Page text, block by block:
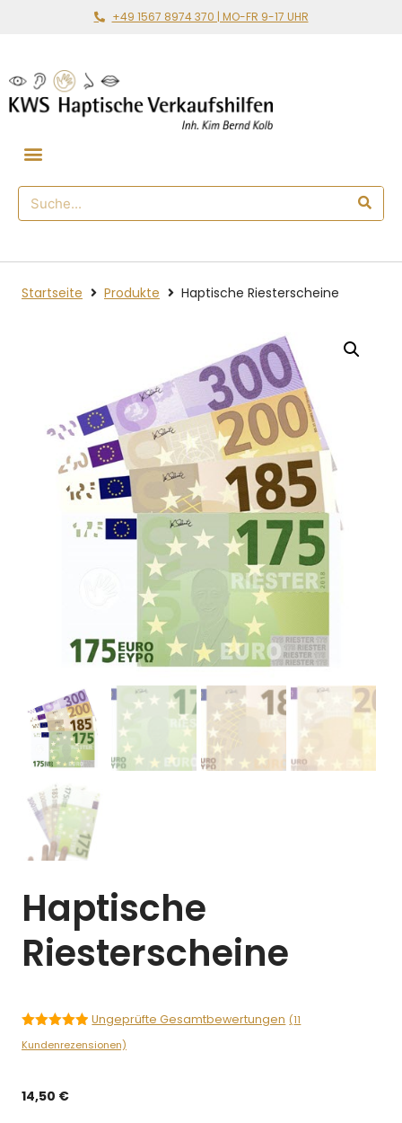
+49 1567 8974 370 | MO-FR 9-17 UHR
Startseite Produkte Haptische Riesterscheine
Haptische
Riesterscheine
Ungeprüfte Gesamtbewertungen (11
Kundenrezensionen)
14,50 €